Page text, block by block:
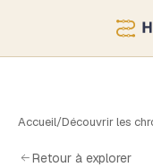
Accueil/Découvrir les
Retour à explorer